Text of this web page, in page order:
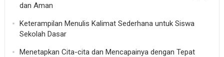
dan Aman
Keterampilan Menulis Kalimat Sederhana untuk Siswa
Sekolah Dasar
Menetapkan Cita-cita dan Mencapainya dengan Tepat